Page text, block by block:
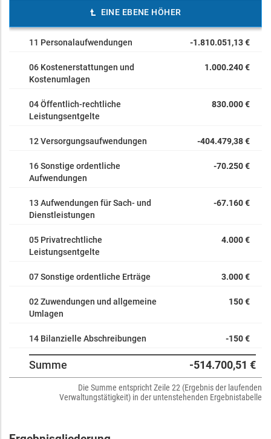
EINE EBENE HÖHER
11 Personalaufwendungen -1.810.051,13 €
06 Kostenerstattungen und
Kostenumlagen
1.000.240 €
04 Öffentlich-rechtliche
Leistungsentgelte
830.000 €
12 Versorgungsaufwendungen -404.479,38 €
16 Sonstige ordentliche
Aufwendungen
-70.250 €
13 Aufwendungen für Sach- und
Dienstleistungen
-67.160 €
05 Privatrechtliche
Leistungsentgelte
4.000 €
07 Sonstige ordentliche Erträge 3.000 €
02 Zuwendungen und allgemeine
Umlagen
150 €
14 Bilanzielle Abschreibungen -150 €
Summe -514.700,51 €
Die Summe entspricht Zeile 22 (Ergebnis der laufenden
Verwaltungstätigkeit) in der untenstehenden Ergebnistabelle